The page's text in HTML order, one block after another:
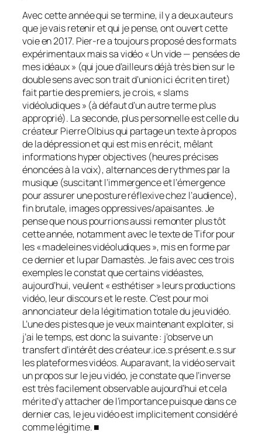
Avec cette année qui se termine, il y a deux auteurs
que je vais retenir et qui je pense, ont ouvert cette
voie en 2017. Pier-re a toujours proposé des formats
expérimentaux mais sa vidéo « Un vide — pensées de
mes idéaux » (qui joue d’ailleurs déjà très bien sur le
double sens avec son trait d’union ici écrit en tiret)
fait partie des premiers, je crois, « slams
vidéoludiques » (à défaut d’un autre terme plus
approprié). La seconde, plus personnelle est celle du
créateur Pierre Olbius qui partage un texte à propos
de la dépression et qui est mis en récit, mêlant
informations hyper objectives (heures précises
énoncées à la voix), alternances de rythmes par la
musique (suscitant l’immergence et l’émergence
pour assurer une posture réflexive chez l’audience),
fin brutale, images oppressives/apaisantes. Je
pense que nous pourrions aussi remonter plus tôt
cette année, notamment avec le texte de Tifor pour
les « madeleines vidéoludiques », mis en forme par
ce dernier et lu par Damastès. Je fais avec ces trois
exemples le constat que certains vidéastes,
aujourd’hui, veulent « esthétiser » leurs productions
vidéo, leur discours et le reste. C’est pour moi
annonciateur de la légitimation totale du jeu vidéo.
L’une des pistes que je veux maintenant exploiter, si
j’ai le temps, est donc la suivante : j’observe un
transfert d’intérêt des créateur.ice.s présent.e.s sur
les plateformes vidéos. Auparavant, la vidéo servait
un propos sur le jeu vidéo, je constate que l’inverse
est très facilement observable aujourd’hui et cela
mérite d’y attacher de l’importance puisque dans ce
dernier cas, le jeu vidéo est implicitement considéré
comme légitime. ■